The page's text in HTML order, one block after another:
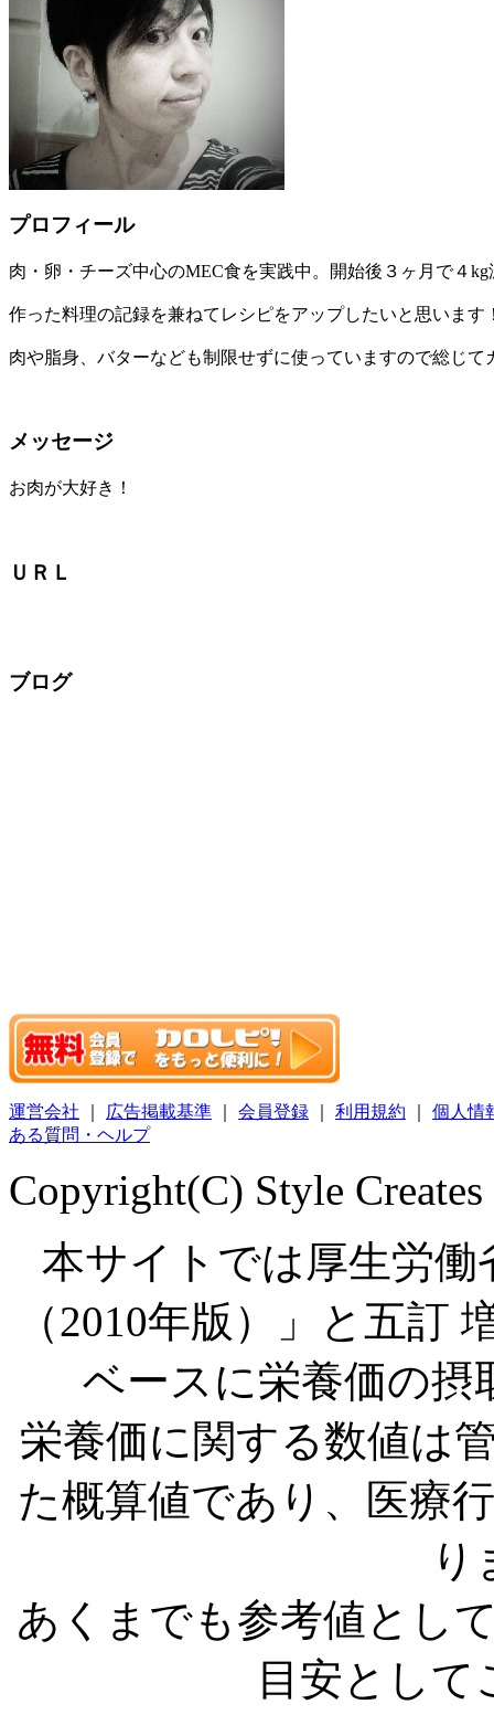
プロフィール
肉・卵・チーズ中心のMEC食を実践中。開始後３ヶ月で４
作った料理の記録を兼ねてレシピをアップしたいと思います
肉や脂身、バターなども制限せずに使っていますので総じて
メッセージ
お肉が大好き！
ＵＲＬ
ブログ
運営会社 広告掲載基準 会員登録 利用規約
個人情
ある質問・ヘルプ
Copyright(C) Style
本サイトでは厚生労
（2010年版）」と五訂
ベースに栄養価の摂
栄養価に関する数値は
た概算値であり、医療
り
あくまでも参考値とし
目安とし